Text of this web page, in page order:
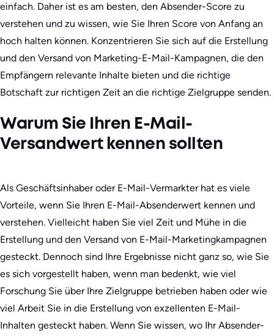
einfach. Daher ist es am besten, den Absender-Score zu
verstehen und zu wissen, wie Sie Ihren Score von Anfang an
hoch halten können. Konzentrieren Sie sich auf die Erstellung
und den Versand von Marketing-E-Mail-Kampagnen, die den
Empfängern relevante Inhalte bieten und die richtige
Botschaft zur richtigen Zeit an die richtige Zielgruppe senden.
Warum Sie Ihren E-Mail-
Versandwert kennen sollten
Als Geschäftsinhaber oder E-Mail-Vermarkter hat es viele
Vorteile, wenn Sie Ihren E-Mail-Absenderwert kennen und
verstehen. Vielleicht haben Sie viel Zeit und Mühe in die
Erstellung und den Versand von E-Mail-Marketingkampagnen
gesteckt. Dennoch sind Ihre Ergebnisse nicht ganz so, wie Sie
es sich vorgestellt haben, wenn man bedenkt, wie viel
Forschung Sie über Ihre Zielgruppe betrieben haben oder wie
viel Arbeit Sie in die Erstellung von exzellenten E-Mail-
Inhalten gesteckt haben. Wenn Sie wissen, wo Ihr Absender-